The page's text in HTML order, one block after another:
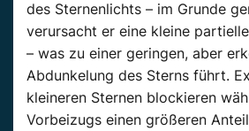
des Sternenlichts – im Grunde
verursacht er eine kleine
– was zu einer geringen, aber
Abdunkelung des Sterns führt.
kleineren Sternen blockieren
Vorbeizugs einen größeren A